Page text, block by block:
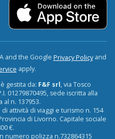
and the Google Privacy Policyand
apply.
gestita da: F&F srl, via Tosco
01279870495, sede iscritta alla
al n. 137953.
attività di viaggi e turismo n. 154
di Livorno. Capitale sociale
€.
numero polizza n.732864315